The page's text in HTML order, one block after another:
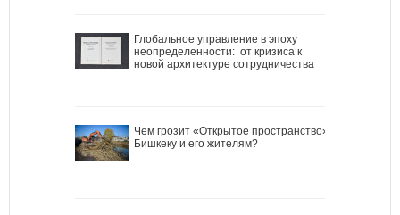
Глобальное управление в эпоху
неопределенности: от кризиса к
новой архитектуре сотрудничества
Чем грозит «Открытое пространство»
Бишкеку и его жителям?